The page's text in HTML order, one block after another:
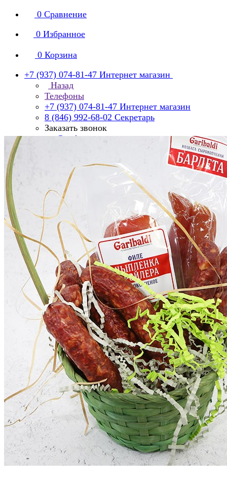
0 Сравнение
0 Избранное
0 Корзина
+7 (937) 074-81-47 Интернет магазин
Назад
Телефоны
+7 (937) 074-81-47 Интернет магазин
8 (846) 992-68-02 Секретарь
Заказать звонок
manager@smko.ru
Интернет-магазин компании «Garibaldi»
Суббота, воскресенье - выходной
Главная
Каталог
Подарочные наборы
Подарочный набор № 7